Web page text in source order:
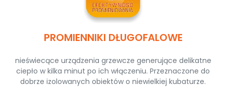
PROMIENNIKI DŁUGOFALOWE
nieświecące urządzenia grzewcze generujące delikatne
ciepło w kilka minut po ich włączeniu. Przeznaczone do
dobrze izolowanych obiektów o niewielkiej kubaturze.